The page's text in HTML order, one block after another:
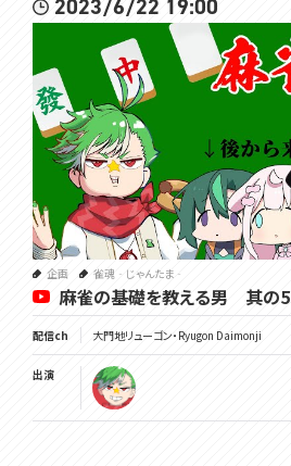
2023/6/22 19:00
企画 雀魂‐じゃんたま‐
麻雀の基礎を教える男 其の5
配信ch 大門地リューゴン・Ryugon Daimonji
出演